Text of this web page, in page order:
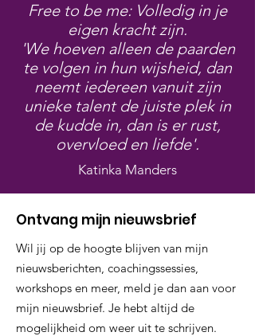
Free to be me: Volledig in je
eigen kracht zijn.
'We hoeven alleen de paarden
te volgen in hun wijsheid, dan
neemt iedereen vanuit zijn
unieke talent de juiste plek in
de kudde in, dan is er rust,
overvloed en liefde'.
Katinka Manders
Ontvang mijn nieuwsbrief
Wil jij op de hoogte blijven van mijn
nieuwsberichten, coachingssessies,
workshops en meer, meld je dan aan voor
mijn nieuwsbrief. Je hebt altijd de
mogelijkheid om weer uit te schrijven.